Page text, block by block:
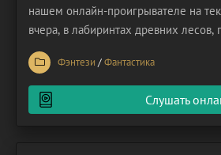
нашем онлайн-проигрывателе на
вчера, в лабиринтах древних лесов,
проводником Ричарду служила тропа,
определялась лишь тихим шепотом
судьба бросила ему, юному и
Фэнтези /Фантастика
Слушать